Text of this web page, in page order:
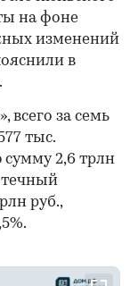
на фоне
изменений
в
за семь
тыс.
сумму 2,6 трлн
руб.,